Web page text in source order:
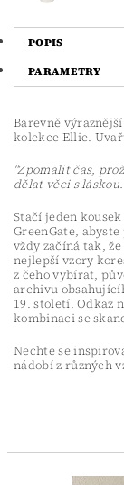
POPIS
PARAMETRY
Barevně
kolekce Ellie.
"Zpomalit čas,
dělat věci s
Stačí jeden
GreenGate,
vždy začíná tak,
nejlepší vzory
z čeho vybírat,
archivu
19. století. Odkaz
kombinaci se
Nechte se
nádobí z různých